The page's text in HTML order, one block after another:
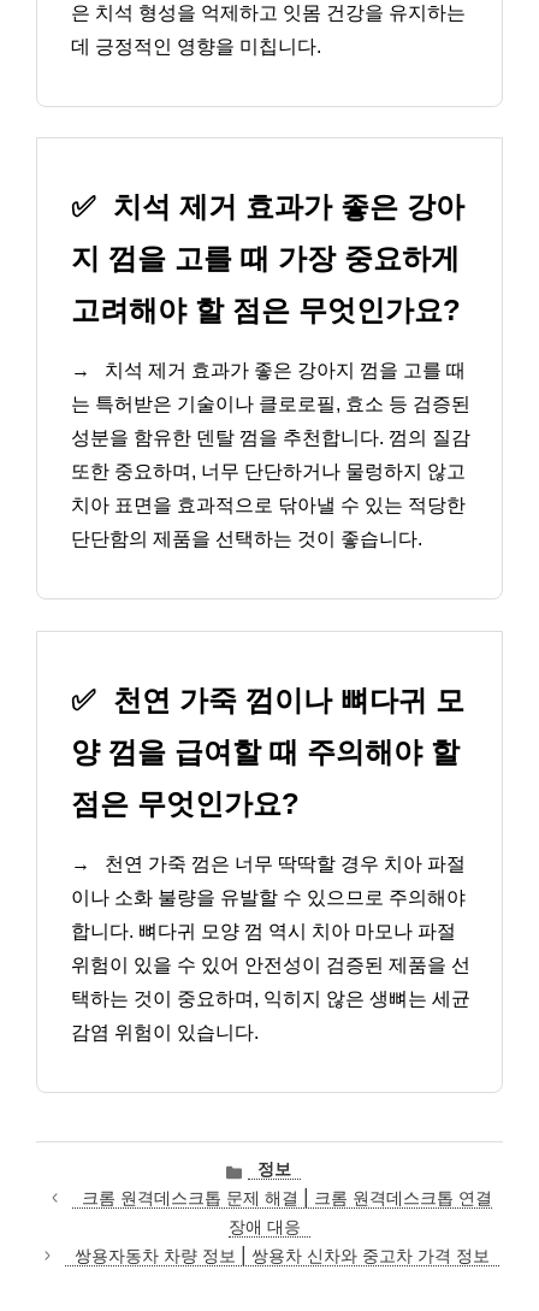
은 치석 형성을 억제하고 잇몸 건강을 유지하는
데 긍정적인 영향을 미칩니다.
✅ 치석 제거 효과가 좋은 강아
지 껌을 고를 때 가장 중요하게
고려해야 할 점은 무엇인가요?
→
치석 제거 효과가 좋은 강아지 껌을 고를 때
는 특허받은 기술이나 클로로필, 효소 등 검증된
성분을 함유한 덴탈 껌을 추천합니다. 껌의 질감
또한 중요하며, 너무 단단하거나 물렁하지 않고
치아 표면을 효과적으로 닦아낼 수 있는 적당한
단단함의 제품을 선택하는 것이 좋습니다.
✅ 천연 가죽 껌이나 뼈다귀 모
양 껌을 급여할 때 주의해야 할
점은 무엇인가요?
→
천연 가죽 껌은 너무 딱딱할 경우 치아 파절
이나 소화 불량을 유발할 수 있으므로 주의해야
합니다. 뼈다귀 모양 껌 역시 치아 마모나 파절
위험이 있을 수 있어 안전성이 검증된 제품을 선
택하는 것이 중요하며, 익히지 않은 생뼈는 세균
감염 위험이 있습니다.
카
테
고
리
정보
크롬 원격데스크톱 문제 해결 | 크롬 원격데스크톱 연결
장애 대응
쌍용자동차 차량 정보 | 쌍용차 신차와 중고차 가격 정보